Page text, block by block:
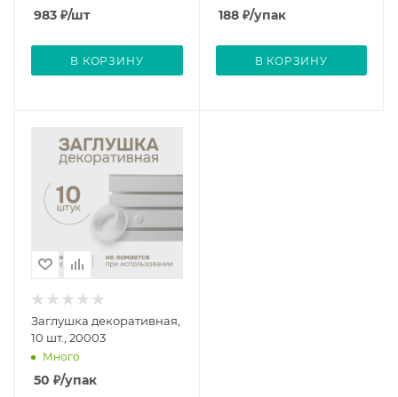
983 ₽/шт
В КОРЗИНУ
188₽/упак
В КОРЗИНУ
Заглушка декоративная,
10 шт., 20003
Много
50 ₽/упак